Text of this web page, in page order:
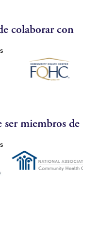
colaborar con
ser miembros de